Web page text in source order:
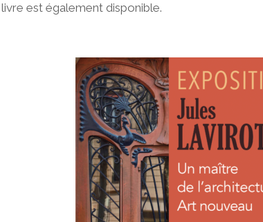
est également disponible.